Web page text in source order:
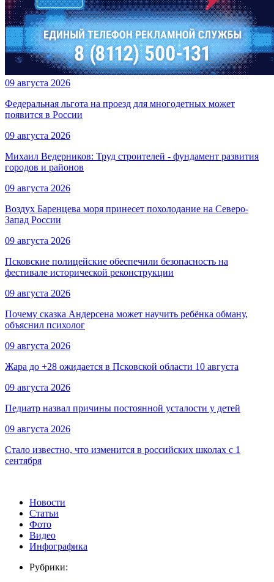
09 августа 2026
Федеральная льгота на проезд для многодетных может
появится в России
09 августа 2026
Михаил Ведерников: Труд строителей - фундамент развития
городов и районов
09 августа 2026
Воздух Баренцева моря принесет похолодание на Северо-
Запад России
09 августа 2026
Псковские полицейские обеспечили безопасность на
фестивале исторической реконструкции
09 августа 2026
Почему сказка Андерсена может научить ребёнка обману,
объяснил психолог
09 августа 2026
Жара до +28 ожидается в Псковской области 10 августа
09 августа 2026
Педиатр назвал причины постоянной усталости у детей
09 августа 2026
Стало известно, что изменится в российских школах с 1
сентября
Новости
Статьи
Фото
Видео
Инфографика
Рубрики: